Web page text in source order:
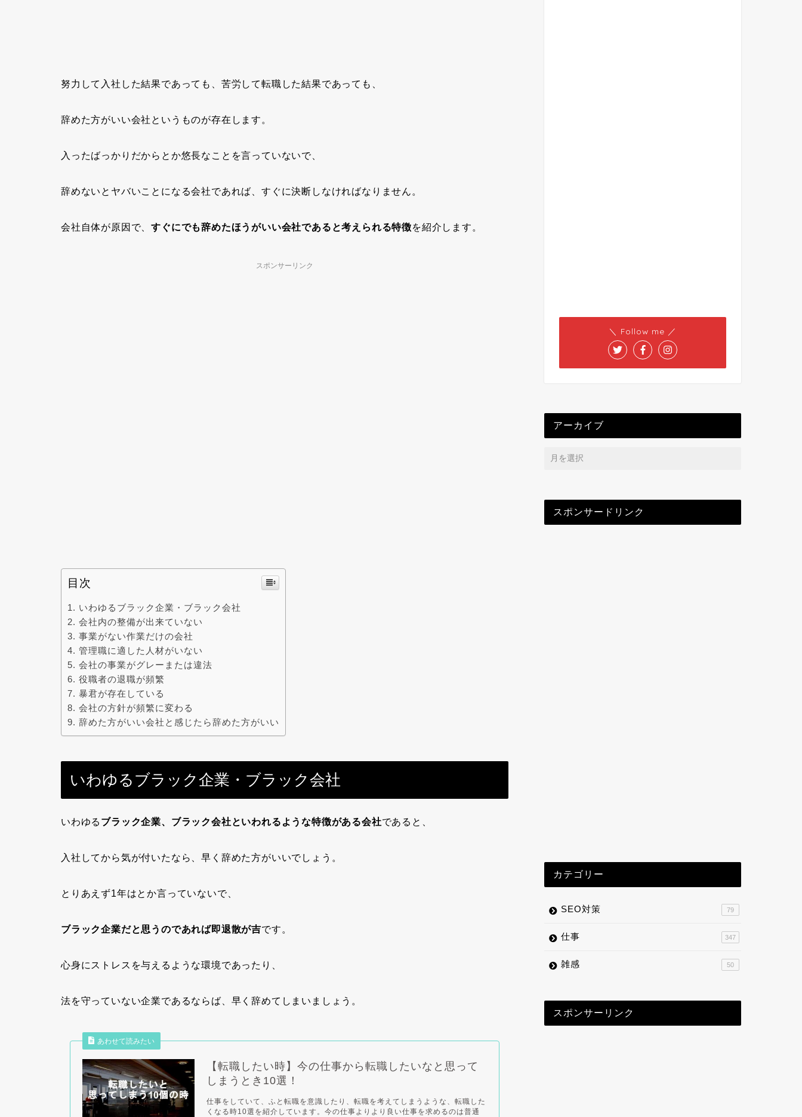
努力して入社した結果であっても、苦労して転職した結果であっても、
辞めた方がいい会社 というものが存在します。
入ったばっかりだからとか悠長なことを言っていないで、
辞めないとヤバいことになる会社であれば、すぐに決断しなければなりません。
会社自体が原因で、すぐにでも辞めたほうがいい会社であると考えられる特徴を紹介します。
スポンサーリンク
目次
いわゆるブラック企業・ブラック会社
会社内の整備が出来ていない
事業がない作業だけの会社
管理職に適した人材がいない
会社の事業がグレーまたは違法
役職者の退職が頻繁
暴君が存在している
会社の方針が頻繁に変わる
辞めた方がいい会社と感じたら辞めた方がいい
いわゆるブラック企業・ブラック会社
いわゆる ブラック企業、ブラック会社といわれるような特徴がある会社であると、
入社してから気が付いたなら、早く辞めた方がいいでしょう。
とりあえず1年はとか言っていないで、
ブラック企業だと思うのであれば即退散が吉です。
心身にストレスを与えるような環境であったり、
法を守っていない企業であるならば、早く辞めてしまいましょう。
あわせて読みたい
【転職したい時】今の仕事から転職したいなと思って
しまうとき10選！
仕事をしていて、ふと転職を意識したり、転職を考えてしまうような、転職した
くなる時10選を紹介しています。今の仕事よりより良い仕事を求めるのは普通
＼ Follow me ／
アーカイブ
スポンサードリンク
カテゴリー
SEO対策 79
仕事 347
雑感 50
スポンサーリンク